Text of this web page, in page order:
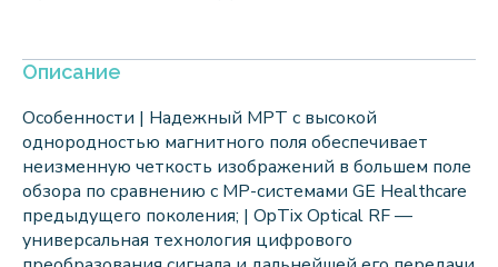
Описание
Особенности | Надежный МРТ с высокой
однородностью магнитного поля обеспечивает
неизменную четкость изображений в большем поле
обзора по сравнению с МР-системами GE Healthcare
предыдущего поколения; | OpTix Optical RF —
универсальная технология цифрового